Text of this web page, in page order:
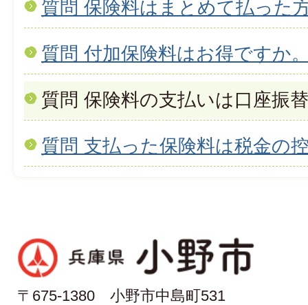
質問 保険料はまとめて払った
質問 付加保険料はお得ですか
質問 保険料の支払いは口座振
質問 支払った保険料は税金の
〒675-1380 小野市中島町531